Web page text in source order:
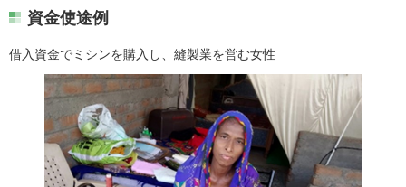
資金使途例
借入資金でミシンを購入し、縫製業を営む女性